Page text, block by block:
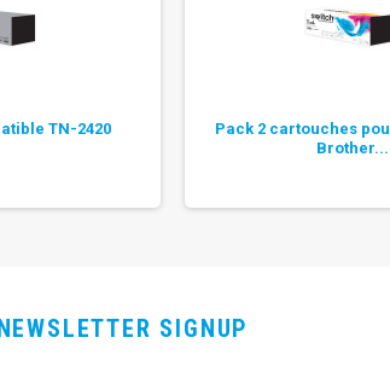
TN-2420
Pack 2 cartouches
Brother...
SIGNUP